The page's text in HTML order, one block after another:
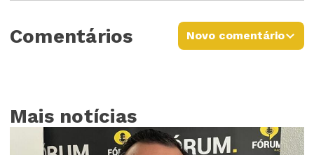
Comentários Novo comentário
Mais notícias